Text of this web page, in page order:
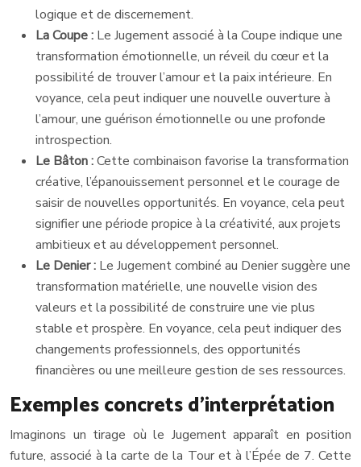
logique et de discernement.
La Coupe : Le Jugement associé à la Coupe indique une
transformation émotionnelle, un réveil du cœur et la
possibilité de trouver l’amour et la paix intérieure. En
voyance, cela peut indiquer une nouvelle ouverture à
l’amour, une guérison émotionnelle ou une profonde
introspection.
Le Bâton :Cette combinaison favorise la transformation
créative, l’épanouissement personnel et le courage de
saisir de nouvelles opportunités. En voyance, cela peut
signifier une période propice à la créativité, aux projets
ambitieux et au développement personnel.
Le Denier : Le Jugement combiné au Denier suggère une
transformation matérielle, une nouvelle vision des
valeurs et la possibilité de construire une vie plus
stable et prospère. En voyance, cela peut indiquer des
changements professionnels, des opportunités
financières ou une meilleure gestion de ses ressources.
Exemples concrets d’interprétation
Imaginons un tirage où le Jugement apparaît en position
future, associé à la carte de la Tour et à l’Épée de 7. Cette